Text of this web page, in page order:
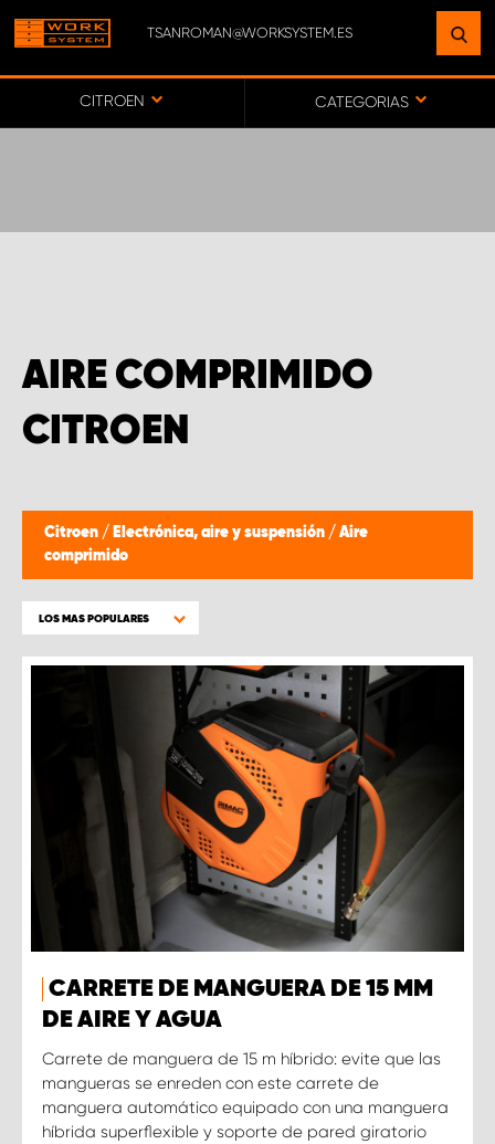
TSANROMAN@WORKSYSTEM.ES
CITROEN CATEGORIAS
AIRE COMPRIMIDO
CITROEN
Citroen / Electrónica, aire y suspensión / Aire
comprimido
LOS MAS POPULARES
CARRETE DE MANGUERA DE 15 MM
DE AIRE Y AGUA
Carrete de manguera de 15 m híbrido: evite que las
mangueras se enreden con este carrete de
manguera automático equipado con una manguera
híbrida superflexible y soporte de pared giratorio
ENCUENTRE UNA INSTALACIÓN
CERCA DE USTED